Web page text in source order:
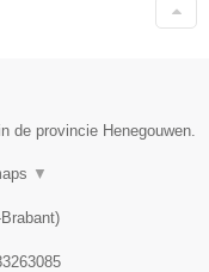
de provincie Henegouwen.
▼
)